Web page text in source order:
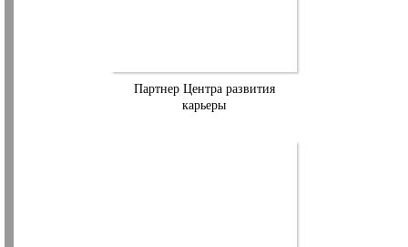
Партнер Центра развития
карьеры